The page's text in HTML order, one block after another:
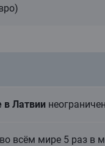
в Латвии
всём мире 5 раз в